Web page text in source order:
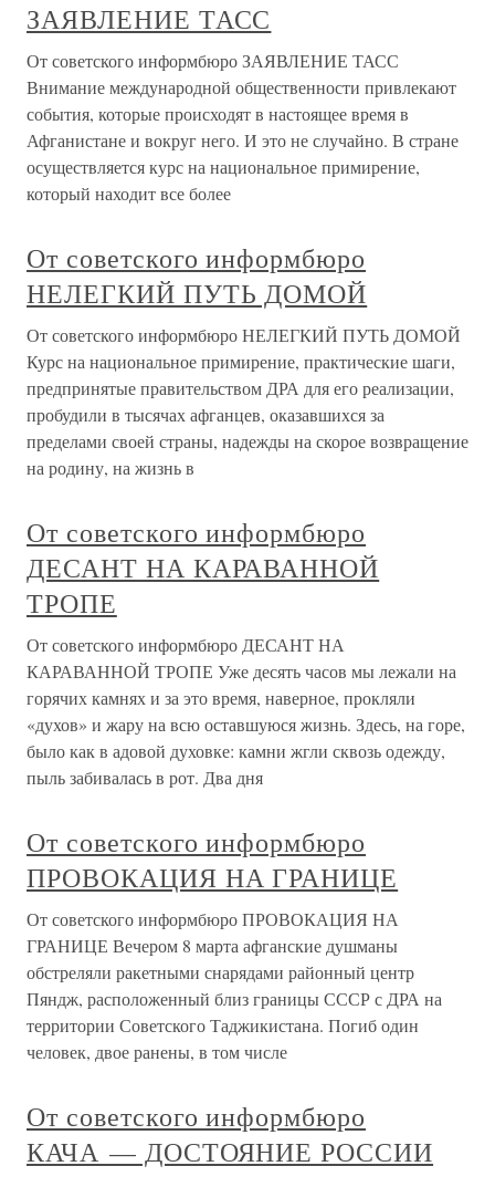
ЗАЯВЛЕНИЕ ТАСС
От советского информбюро ЗАЯВЛЕНИЕ ТАСС
Внимание международной общественности привлекают
события, которые происходят в настоящее время в
Афганистане и вокруг него. И это не случайно. В стране
осуществляется курс на национальное примирение,
который находит все более
От советского информбюро
НЕЛЕГКИЙ ПУТЬ ДОМОЙ
От советского информбюро НЕЛЕГКИЙ ПУТЬ ДОМОЙ
Курс на национальное примирение, практические шаги,
предпринятые правительством ДРА для его реализации,
пробудили в тысячах афганцев, оказавшихся за
пределами своей страны, надежды на скорое возвращение
на родину, на жизнь в
От советского информбюро
ДЕСАНТ НА КАРАВАННОЙ
ТРОПЕ
От советского информбюро ДЕСАНТ НА
КАРАВАННОЙ ТРОПЕ Уже десять часов мы лежали на
горячих камнях и за это время, наверное, прокляли
«духов» и жару на всю оставшуюся жизнь. Здесь, на горе,
было как в адовой духовке: камни жгли сквозь одежду,
пыль забивалась в рот. Два дня
От советского информбюро
ПРОВОКАЦИЯ НА ГРАНИЦЕ
От советского информбюро ПРОВОКАЦИЯ НА
ГРАНИЦЕ Вечером 8 марта афганские душманы
обстреляли ракетными снарядами районный центр
Пяндж, расположенный близ границы СССР с ДРА на
территории Советского Таджикистана. Погиб один
человек, двое ранены, в том числе
От советского информбюро
КАЧА — ДОСТОЯНИЕ РОССИИ